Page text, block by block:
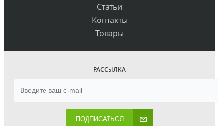
Статьи
Контакты
Товары
РАССЫЛКА
ПОДПИСАТЬСЯ